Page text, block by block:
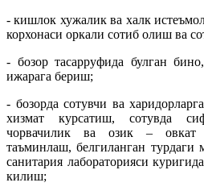
- кишлок хужалик ва халк
корхонаси оркали сотиб олиш ва
- бозор тасарруфида булган
ижарага бериш;
- бозорда сотувчи ва
хизмат курсатиш, сотувда
чорвачилик ва озик – овкат
таъминлаш, белгиланган турдаги
санитария лабораторияси
килиш;